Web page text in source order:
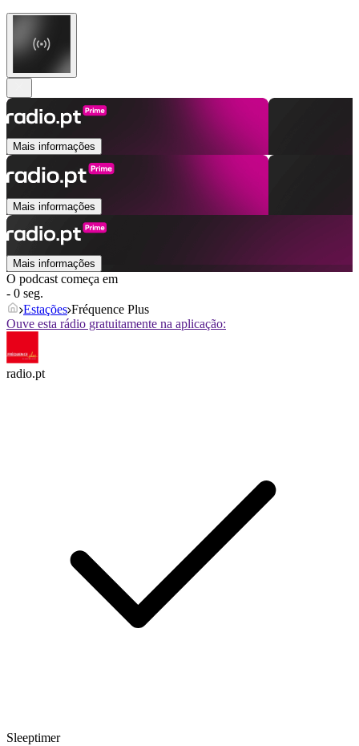
Mais informações
Mais informações
Mais informações
O podcast começa em
- 0 seg.
Estações Fréquence Plus
Ouve esta rádio gratuitamente na aplicação:
radio.pt
Sleeptimer